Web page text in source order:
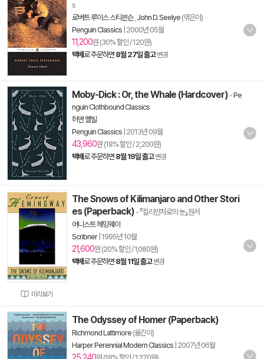
s
로버트 루이스 스티븐슨, John D. Seelye (엮은이)
Penguin Classics 2000년 05월
11,200원 (30% 할인 / 120원)
택배로 주문하면 8월 27일 출고 변경
Moby-Dick : Or, the Whale (Hardcover) -Pe
nguin Clothbound Classics
허먼 멜빌
Penguin Classics 2013년 09월
43,960원 (18% 할인 / 2,200원)
택배로 주문하면 8월 19일 출고 변경
미리보기
The Snows of Kilimanjaro and Other Stori
es (Paperback) - 『킬리만자로의 눈』원서
어니스트 헤밍웨이
Scribner| 1995년 10월
21,600원 (20% 할인 / 1,080원)
택배로 주문하면 8월 11일 출고 변경
The Odyssey of Homer (Paperback)
Richmond Lattimore (옮긴이)
Harper Perennial Modern Classics 2007년 06월